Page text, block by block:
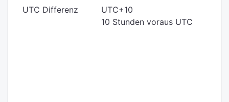
UTC Differenz
UTC+10
10 Stunden voraus UTC